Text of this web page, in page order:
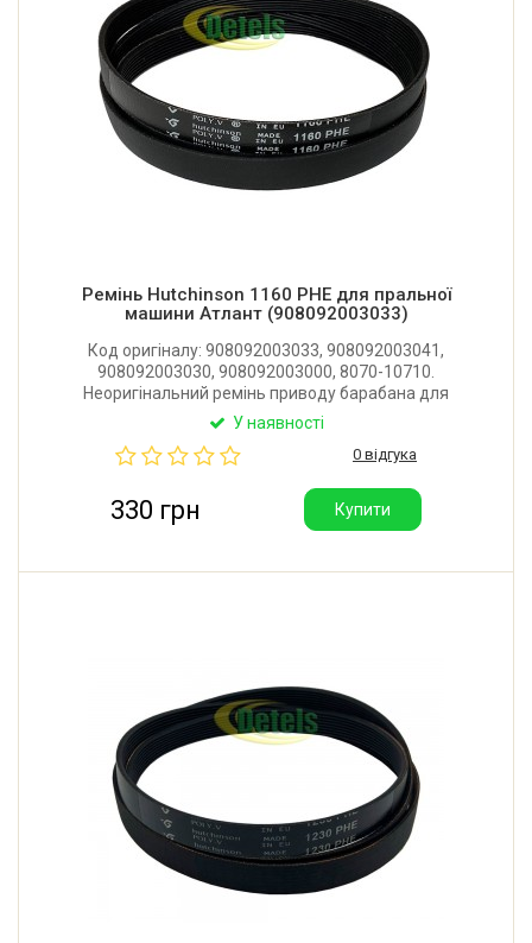
Ремінь Hutchinson 1160 PHE для пральної
машини Атлант (908092003033)
Код оригіналу: 908092003033, 908092003041,
908092003030, 908092003000, 8070-10710.
Неоригінальний ремінь приводу барабана для
пральної машини Атлант. Є аналогом ременів
Виробник: Hutchinson (Франція).
У наявності
0 відгука
330 грн Купити